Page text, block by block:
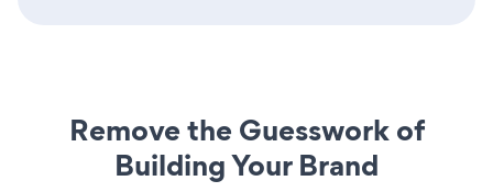
Remove the Guesswork of
Building Your Brand